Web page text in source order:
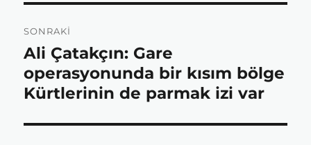
SONRAKI
Sonraki
yazı:
Ali Çatakçın: Gare
operasyonunda bir kısım bölge
Kürtlerinin de parmak izi var